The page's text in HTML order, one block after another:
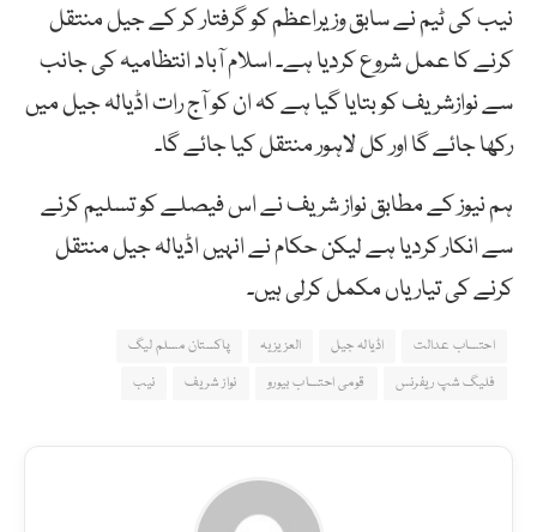
نیب کی ٹیم نے سابق وزیراعظم کو گرفتار کر کے جیل منتقل
کرنے کا عمل شروع کردیا ہے۔ اسلام آباد انتظامیہ کی جانب
سے نوازشریف کو بتایا گیا ہے کہ ان کو آج رات اڈیالہ جیل میں
رکھا جائے گا اور کل لاہور منتقل کیا جائے گا۔
ہم نیوز کے مطابق نواز شریف نے اس فیصلے کو تسلیم کرنے
سے انکار کردیا ہے لیکن حکام نے انہیں اڈیالہ جیل منتقل
کرنے کی تیاریاں مکمل کرلی ہیں۔
احتساب عدالت اڈیالہ جیل العزیزیہ
پاکستان مسلم لیگ
فلیگ شپ ریفرنس
قومی احتساب بیورو نواز شریف نیب